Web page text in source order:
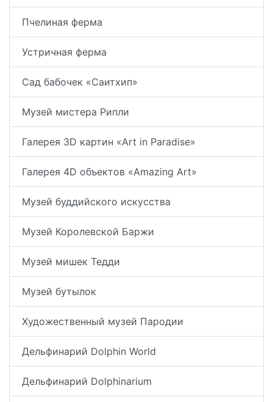
Пчелиная ферма
Устричная ферма
Сад бабочек «Саитхип»
Музей мистера Рипли
Галерея 3D картин «Art in Paradise»
Галерея 4D объектов «Amazing Art»
Музей буддийского искусства
Музей Королевской Баржи
Музей мишек Тедди
Музей бутылок
Художественный музей Пародии
Дельфинарий Dolphin World
Дельфинарий Dolphinarium